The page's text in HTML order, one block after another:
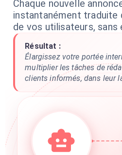
Chaque nouvelle
instantanément traduite
de vos utilisateurs,
Résultat :
Élargissez votre portée
multiplier les tâches de
clients informés, dans leur